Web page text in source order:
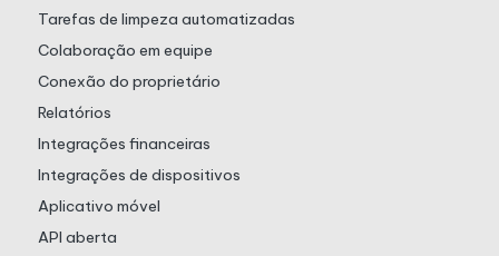
Tarefas de limpeza automatizadas
Colaboração em equipe
Conexão do proprietário
Relatórios
Integrações financeiras
Integrações de dispositivos
Aplicativo móvel
API aberta